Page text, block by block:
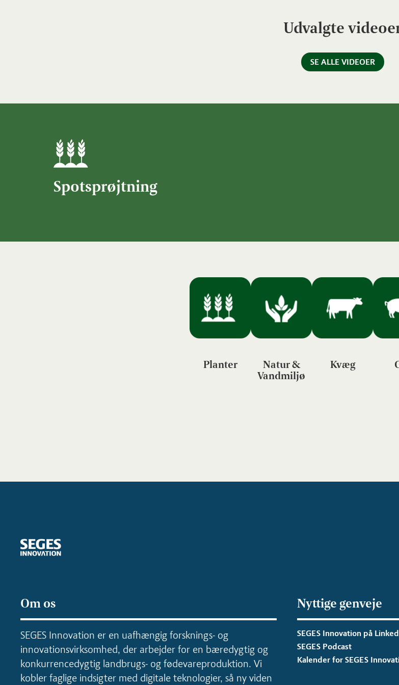
Udvalgte
SE ALLE VIDEOER
Spotsprøjtning
Planter
Natur &
Vandmiljø
Kvæg
Om os
SEGES Innovation er en uafhængig forsknings- og
innovationsvirksomhed, der arbejder for en bæredygtig og
konkurrencedygtig landbrugs- og fødevareproduktion. Vi
kobler faglige indsigter med digitale teknologier, så ny viden
Nyttige genveje
SEGES Innovation på
SEGES Podcast
Kalender for SEGES